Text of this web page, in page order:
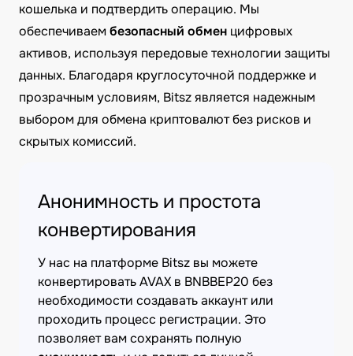
кошелька и подтвердить операцию. Мы
обеспечиваембезопасный обмен цифровых
активов, используя передовые технологии защиты
данных. Благодаря круглосуточной поддержке и
прозрачным условиям, Bitsz является надежным
выбором для обмена криптовалют без рисков и
скрытых комиссий.
Анонимность и простота
конвертирования
У нас на платформе Bitsz вы можете
конвертировать AVAX в BNBBEP20 без
необходимости создавать аккаунт или
проходить процесс регистрации. Это
позволяет вам сохранять полную